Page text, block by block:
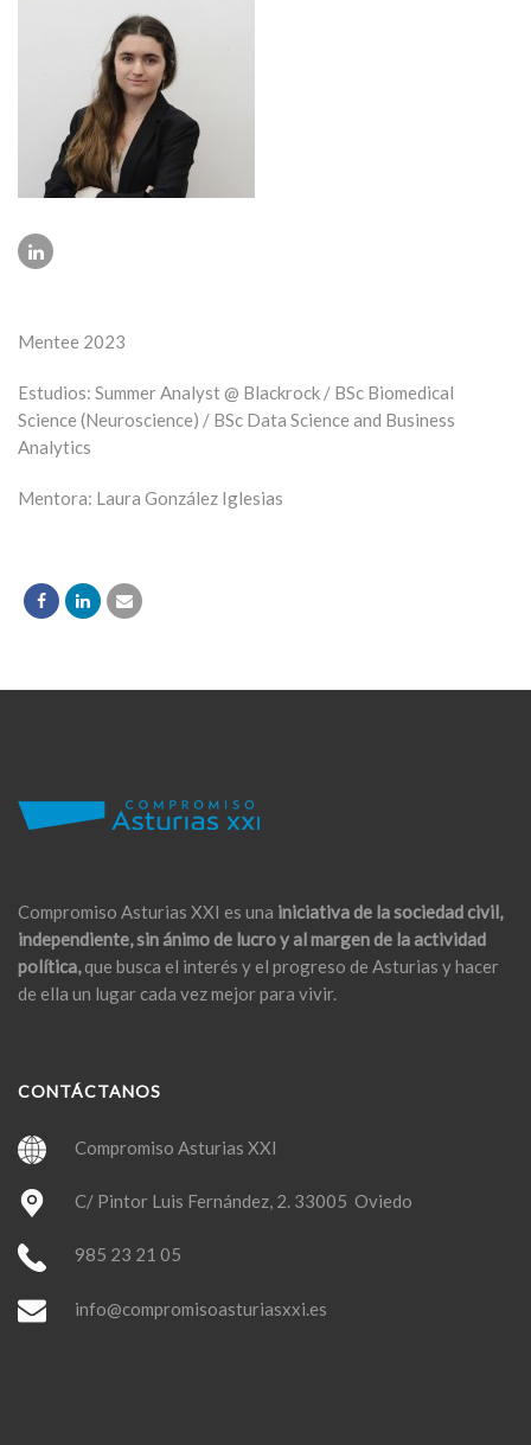
Mentee 2023
Estudios: Summer Analyst @ Blackrock / BSc Biomedical
Science (Neuroscience) / BSc Data Science and Business
Analytics
Mentora: Laura González Iglesias
Compromiso Asturias XXI es una iniciativa de la sociedad civil,
independiente, sin ánimo de lucro y al margen de la actividad
política,que busca el interés y el progreso de Asturias y hacer
de ella un lugar cada vez mejor para vivir.
CONTÁCTANOS
Compromiso Asturias XXI
C/ Pintor Luis Fernández, 2. 33005 Oviedo
985 23 21 05
info@compromisoasturiasxxi.es